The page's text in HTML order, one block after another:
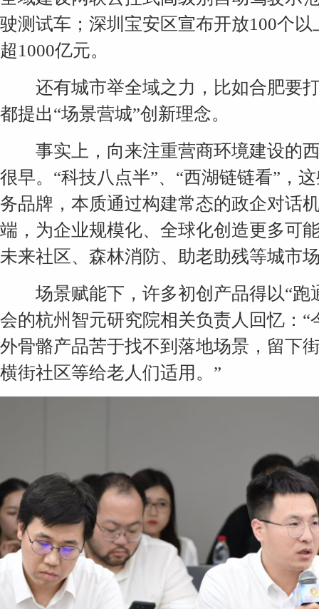
驶测试车；深圳宝安区宣布开放100个
超1000亿元。
还有城市举全域之力，比如合肥要打
都提出“场景营城”创新理念。
事实上，向来注重营商环境建设的西
很早。“科技八点半”、“西湖链链看”，
务品牌，本质通过构建常态的政企对话
端，为企业规模化、全球化创造更多可
未来社区、森林消防、助老助残等城市
场景赋能下，许多初创产品得以“跑
会的杭州智元研究院相关负责人回忆：
外骨骼产品苦于找不到落地场景，留下
横街社区等给老人们适用。”